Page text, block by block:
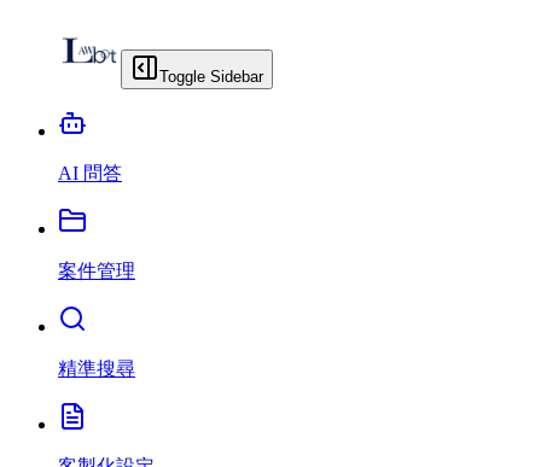
Toggle Sidebar
AI 問答
案件管理
精準搜尋